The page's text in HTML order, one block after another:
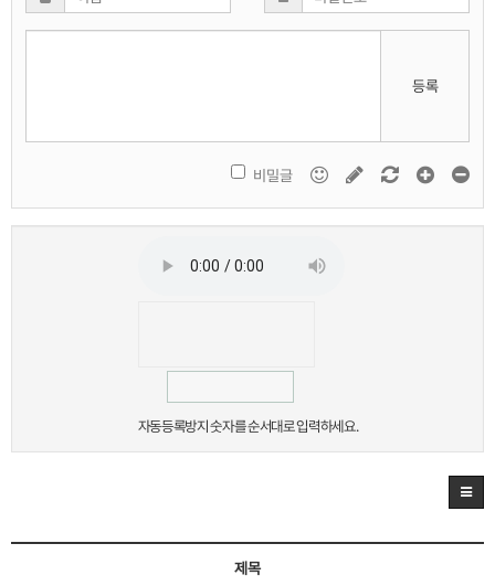
등록
비밀글
자동등록방지 숫자를 순서대로 입력하세요.
제목